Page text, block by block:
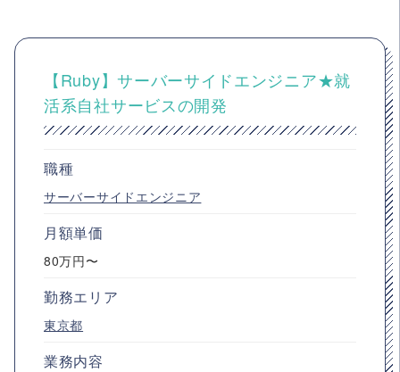
【Ruby】サーバーサイドエンジニア★就
活系自社サービスの開発
職種
サーバーサイドエンジニア
月額単価
80万円〜
勤務エリア
東京都
業務内容